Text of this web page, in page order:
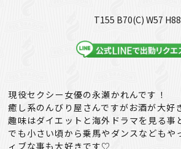
T155 B70(C) W57 H88
現役セクシー女優の永瀬かれんです！
癒し系のんびり屋さんですがお酒が大好
趣味はダイエットと海外ドラマを見る
でも小さい頃から乗馬やダンスなどもや
ィブな事も大好きです♡